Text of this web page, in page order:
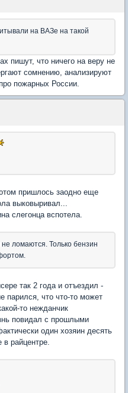
на ВАЗе на такой
пишут, что ничего на веру не
сомнению, анализируют
пожарных России.
пришлось заодно еще
выковыривал...
слегонца вспотела.
ломаются. Только бензин
так 2 года и отъездил -
парился, что что-то может
то нежданчик
повидал с прошлыми
один хозяин десять
райцентре.